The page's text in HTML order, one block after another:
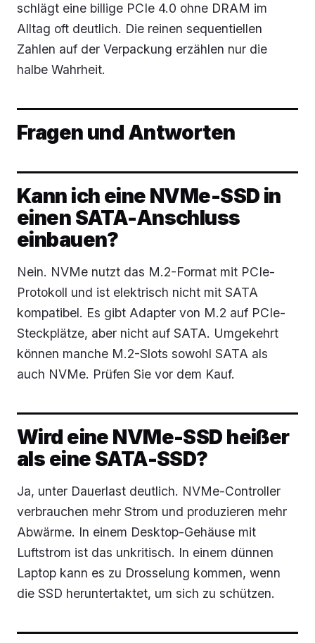
schlägt eine billige PCIe 4.0 ohne DRAM im
Alltag oft deutlich. Die reinen sequentiellen
Zahlen auf der Verpackung erzählen nur die
halbe Wahrheit.
Fragen und Antworten
Kann ich eine NVMe-SSD in
einen SATA-Anschluss
einbauen?
Nein. NVMe nutzt das M.2-Format mit PCIe-
Protokoll und ist elektrisch nicht mit SATA
kompatibel. Es gibt Adapter von M.2 auf PCIe-
Steckplätze, aber nicht auf SATA. Umgekehrt
können manche M.2-Slots sowohl SATA als
auch NVMe. Prüfen Sie vor dem Kauf.
Wird eine NVMe-SSD heißer
als eine SATA-SSD?
Ja, unter Dauerlast deutlich. NVMe-Controller
verbrauchen mehr Strom und produzieren mehr
Abwärme. In einem Desktop-Gehäuse mit
Luftstrom ist das unkritisch. In einem dünnen
Laptop kann es zu Drosselung kommen, wenn
die SSD heruntertaktet, um sich zu schützen.